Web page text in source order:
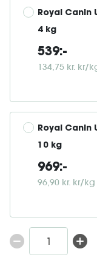
Royal
4 kg
539:-
134,75 kr. kr/
Royal
10 kg
969:-
96,90 kr. kr/kg